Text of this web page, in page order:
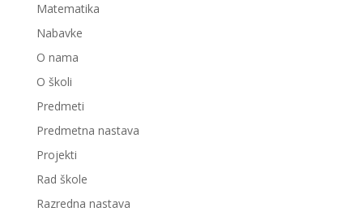
Matematika
Nabavke
O nama
O školi
Predmeti
Predmetna nastava
Projekti
Rad škole
Razredna nastava